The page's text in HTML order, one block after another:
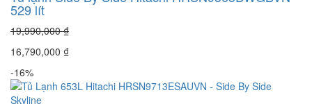
529 lít
19,990,000 ₫
16,790,000 ₫
-16%